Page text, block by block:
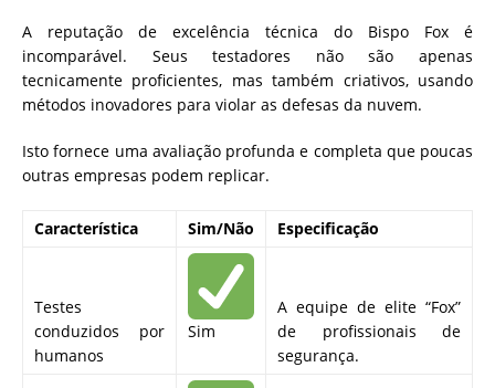
A reputação de excelência técnica do Bispo Fox é
incomparável. Seus testadores não são apenas
tecnicamente proficientes, mas também criativos, usando
métodos inovadores para violar as defesas da nuvem.
Isto fornece uma avaliação profunda e completa que poucas
outras empresas podem replicar.
Característica Sim/Não Especificação
Testes
conduzidos por
humanos
Sim
A equipe de elite “Fox”
de profissionais de
segurança.